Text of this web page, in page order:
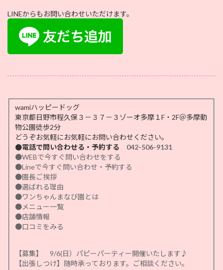
LINEからもお問い合わせいただけます。
.
wamiハッピードッグ
東京都日野市程久保３－３７－３ゾーオ多摩１F・2F＠多摩動
物公園徒歩2分
どうぞお気軽にお気軽にお問い合わせください。
●電話で問い合わせる・予約する 042-506-9131
●WEBで今すぐ問い合わせをする
●Lineで今すぐ問い合わせ・予約する
●園長ご挨拶
●選ばれる理由
●ワンちゃんまなび園とは
●メニュー一覧
●店舗情報
●口コミをみる
【募集】 9/6(日）パピーパーティー開催いたします♪
【出張しつけ】随時承っております。ご相談ください。